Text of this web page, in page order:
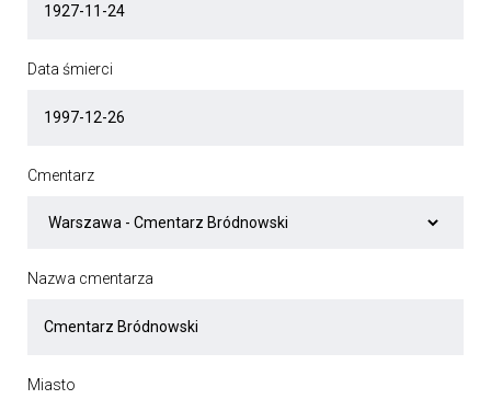
Data śmierci
Cmentarz
Nazwa cmentarza
Miasto